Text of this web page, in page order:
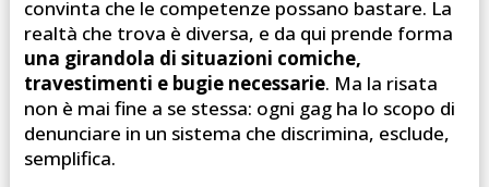
convinta che le competenze possano bastare. La
realtà che trova è diversa, e da qui prende forma
una girandola di situazioni comiche,
travestimenti e bugie necessarie. Ma la risata
non è mai fine a se stessa: ogni gag ha lo scopo di
denunciare in un sistema che discrimina, esclude,
semplifica.